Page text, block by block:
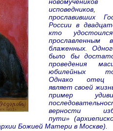
исповедников,
прославивших
России в
кто
прославленным
блаженных.
было бы
проведения
юбилейных
Однако отец
являет своей
пример
верности
пути»
Божией Матери в Москве).